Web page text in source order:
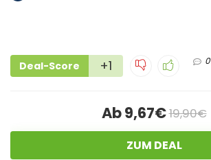
Deal-Score +1 0
Ab 9,67€19,90€
ZUM DEAL